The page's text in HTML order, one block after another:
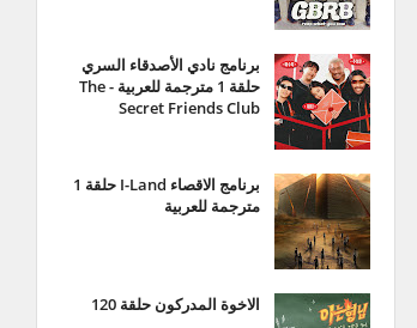
برنامج نادي الأصدقاء السري
حلقة 1 مترجمة للعربية - The
Secret Friends Club
برنامج الاقصاء I-Land حلقة 1
مترجمة للعربية
الاخوة المدركون حلقة 120